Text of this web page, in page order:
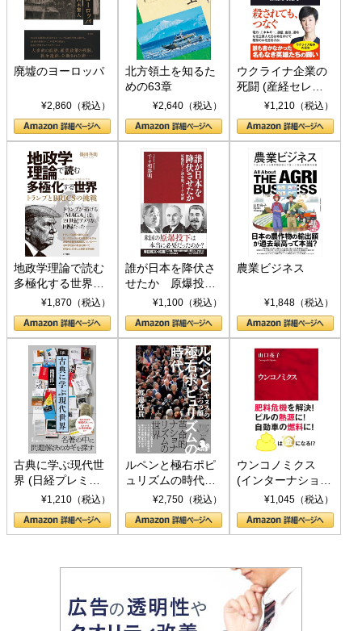
廃墟のヨーロッパ
¥2,860（税込）
北方領土を知るた
めの63章
¥2,640（税込）
ウクライナ企業の
死闘 (産経セレク
ト S 039)¥1,210（税込）
地政学理論で読む
多極化する世界：
トランプとBRICS
の挑戦
¥1,870（税込）
誰が日本を降伏さ
せたか 原爆投
下、ソ連参戦、そ
して聖断 (PHP新
書)
¥1,100（税込）
農業ビジネス
¥1,848（税込）
古典に学ぶ現代世
界 (日経プレミア
シリーズ)¥1,210（税込）
ルペンと極右ポピ
ュリズムの時代：
〈ヤヌス〉の二つ
の顔
¥2,750（税込）
ウンコノミクス
(インターナショナ
ル新書)¥1,045（税込）